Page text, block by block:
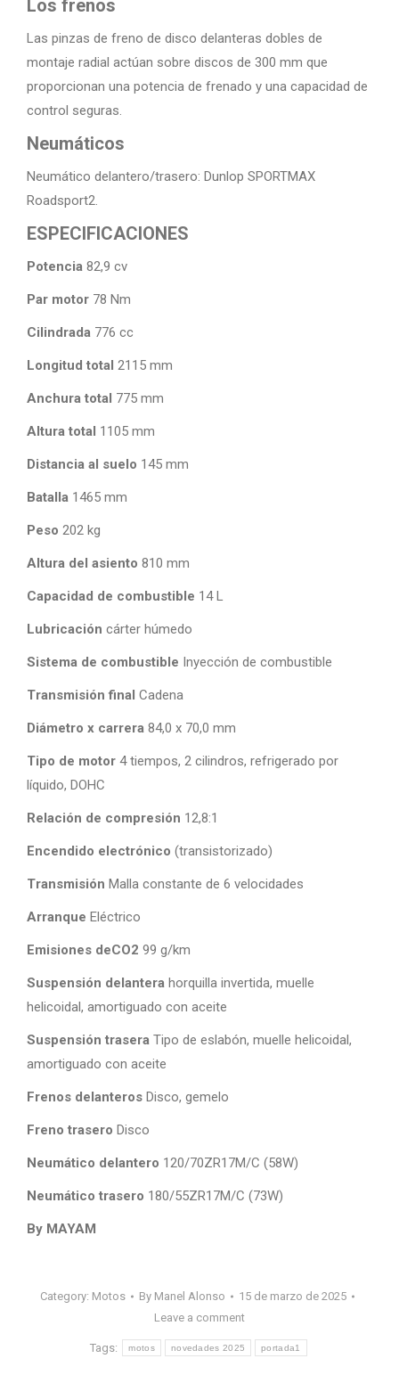
Los frenos
Las pinzas de freno de disco delanteras dobles de
montaje radial actúan sobre discos de 300 mm que
proporcionan una potencia de frenado y una capacidad de
control seguras.
Neumáticos
Neumático delantero/trasero: Dunlop SPORTMAX
Roadsport2.
ESPECIFICACIONES
Potencia 82,9 cv
Par motor 78 Nm
Cilindrada 776 cc
Longitud total 2115 mm
Anchura total 775 mm
Altura total 1105 mm
Distancia al suelo 145 mm
Batalla 1465 mm
Peso 202 kg
Altura del asiento 810 mm
Capacidad de combustible 14 L
Lubricación cárter húmedo
Sistema de combustible Inyección de combustible
Transmisión final Cadena
Diámetro x carrera 84,0 x 70,0 mm
Tipo de motor 4 tiempos, 2 cilindros, refrigerado por
líquido, DOHC
Relación de compresión 12,8:1
Encendido electrónico (transistorizado)
Transmisión Malla constante de 6 velocidades
Arranque Eléctrico
Emisiones deCO2 99 g/km
Suspensión delantera horquilla invertida, muelle
helicoidal, amortiguado con aceite
Suspensión trasera Tipo de eslabón, muelle helicoidal,
amortiguado con aceite
Frenos delanteros Disco, gemelo
Freno trasero Disco
Neumático delantero 120/70ZR17M/C (58W)
Neumático trasero 180/55ZR17M/C (73W)
By MAYAM
Category: Motos By Manel Alonso
15 de marzo de 2025
Leave a comment
Tags: motos novedades 2025 portada1